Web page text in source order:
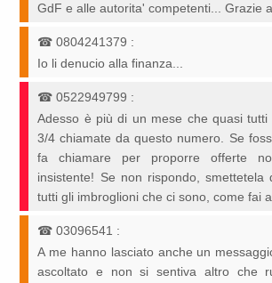
GdF e alle autorita' competenti... Grazie
☎0804241379 :
Io li denucio alla finanza...
☎0522949799 :
Adesso è più di un mese che quasi
3/4 chiamate da questo numero. Se
fa chiamare per proporre offerte
insistente! Se non rispondo, smettetela
tutti gli imbroglioni che ci sono, come fai
☎03096541 :
A me hanno lasciato anche un
ascoltato e non si sentiva altro che